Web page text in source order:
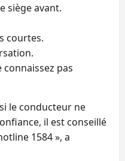
siège avant.
courtes.
connaissez pas
le conducteur ne
il est conseillé
1584 », a